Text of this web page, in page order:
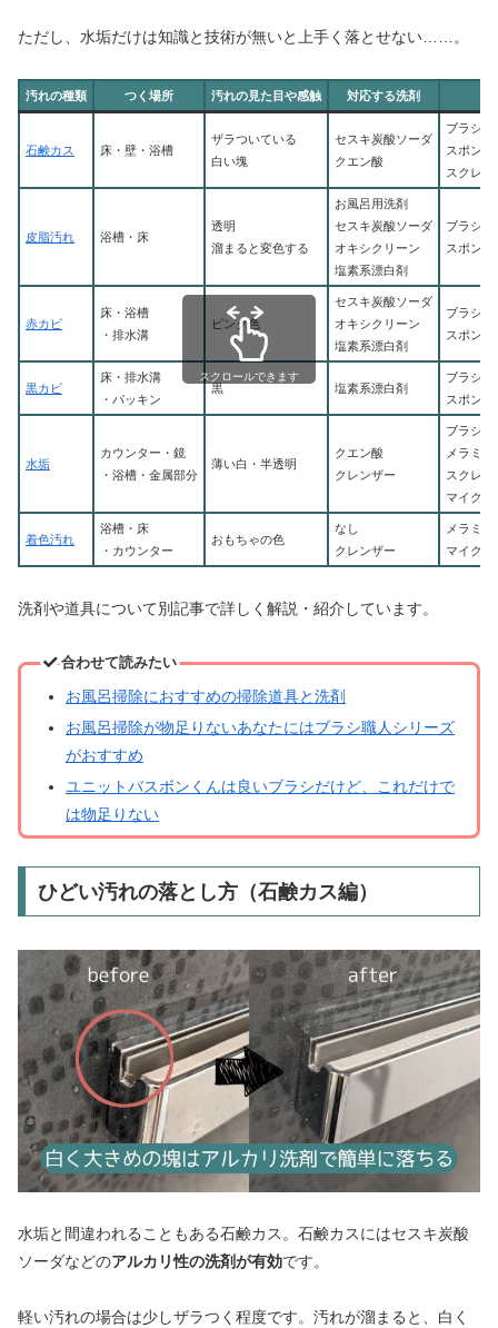
ただし、水垢だけは知識と技術が無いと上手く落とせない……。
汚れの種類 つく場所 汚れの見た目や感触 対応する洗剤
石鹸カス 床・壁・浴槽
ザラついている
白い塊
セスキ炭酸ソーダ
クエン酸
ブラシ
スポンジ
スクレイ
皮脂汚れ 浴槽・床
透明
溜まると変色する
お風呂用洗剤
セスキ炭酸ソーダ
オキシクリーン
塩素系漂白剤
ブラシ
スポンジ
赤カビ
床・浴槽
・排水溝
ピンク色
セスキ炭酸ソーダ
オキシクリーン
塩素系漂白剤
ブラシ
スポンジ
黒カビ
床・排水溝
・パッキン
黒 塩素系漂白剤
ブラシ
スポンジ
水垢
カウンター・鏡
・浴槽・金属部分
薄い白・半透明
クエン酸
クレンザー
ブラシ
メラミ
スクレイ
マイク
着色汚れ
浴槽・床
・カウンター
おもちゃの色
なし
クレンザー
メラミ
マイク
スクロールできます
洗剤や道具について別記事で詳しく解説・紹介しています。
合わせて読みたい
お風呂掃除におすすめの掃除道具と洗剤
お風呂掃除が物足りないあなたにはブラシ職人シリーズ
がおすすめ
ユニットバスボンくんは良いブラシだけど、これだけで
は物足りない
ひどい汚れの落とし方（石鹸カス編）
水垢と間違われることもある石鹸カス。石鹸カスにはセスキ炭酸
ソーダなどのアルカリ性の洗剤が有効です。
軽い汚れの場合は少しザラつく程度です。汚れが溜まると、白く